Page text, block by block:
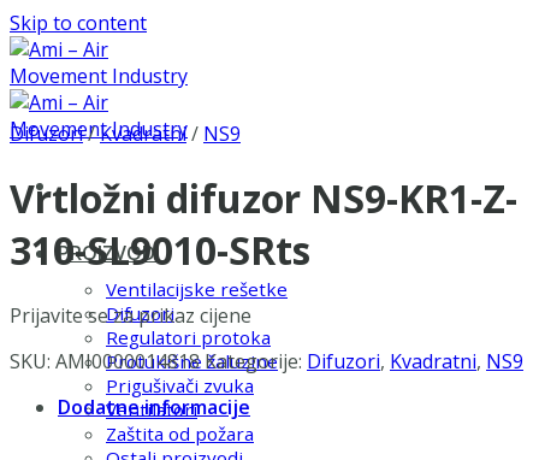
Skip to content
PROIZVODI
Ventilacijske rešetke
Difuzori
Regulatori protoka
Protukišne žaluzine
Prigušivači zvuka
Ventilatori
Zaštita od požara
Difuzori/Kvadratni/ NS9
Vrtložni difuzor NS9-KR1-Z-
310-SL9010-SRts
Prijavite se za prikaz cijene
SKU: AMI0000014818 Kategorije: Difuzori, Kvadratni, NS9
Dodatne informacije